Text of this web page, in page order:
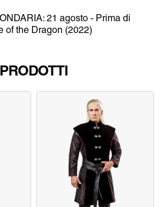
21 agosto - Prima di
of the Dragon (2022)
PRODOTTI